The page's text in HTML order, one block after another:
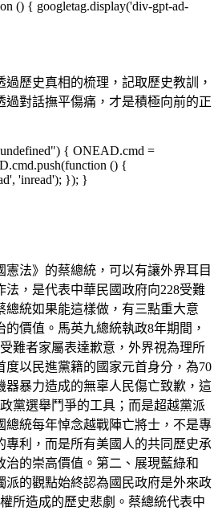
() { googletag.display('div-gpt-ad-
歷史真相的梳理，記取歷史教訓，
過對話撫平傷痛，才是積極向前的正
{ ONEAD.cmd =
() {
'inread'); }); }
憲法》的蔡總統，可以有讓外界耳目
法，是代表中華民國政府向228受難
總統如果能這樣做，有三點重大意
價值。馬英九總統執政8年期間，
難者家屬表達歉意，外界視為理所
度以民進黨籍的國家元首身分，為70
器暴力造成的無辜人民傷亡致歉，這
黨選舉鬥爭的工具；而是超越黨派
總統每年悼念越戰陣亡將士，不是專
專利，而是所有美國人的共同歷史承
治的崇高價值。第二、展現藍綠和
派的觀點始終認為國民政府是外來政
所造成的歷史悲劇。蔡總統代表中